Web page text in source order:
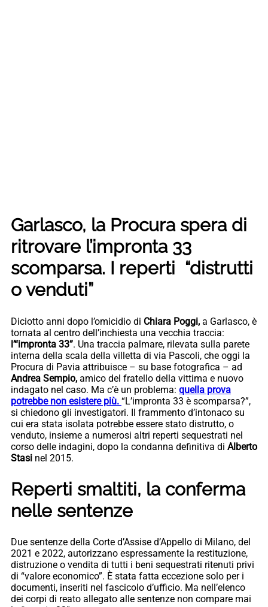
Garlasco, la Procura spera di
ritrovare l’impronta 33
scomparsa. I reperti “distrutti
o venduti”
Diciotto anni dopo l’omicidio di Chiara Poggi, a Garlasco, è
tornata al centro dell’inchiesta una vecchia traccia:
l’“impronta 33”. Una traccia palmare, rilevata sulla parete
interna della scala della villetta di via Pascoli, che oggi la
Procura di Pavia attribuisce – su base fotografica – ad
Andrea Sempio, amico del fratello della vittima e nuovo
indagato nel caso. Ma c’è un problema: quella prova
potrebbe non esistere più. “L’impronta 33 è scomparsa?”,
si chiedono gli investigatori. Il frammento d’intonaco su
cui era stata isolata potrebbe essere stato distrutto, o
venduto, insieme a numerosi altri reperti sequestrati nel
corso delle indagini, dopo la condanna definitiva di Alberto
Stasi nel 2015.
Reperti smaltiti, la conferma
nelle sentenze
Due sentenze della Corte d’Assise d’Appello di Milano, del
2021 e 2022, autorizzano espressamente la restituzione,
distruzione o vendita di tutti i beni sequestrati ritenuti privi
di “valore economico”. È stata fatta eccezione solo per i
documenti, inseriti nel fascicolo d’ufficio. Ma nell’elenco
dei corpi di reato allegato alle sentenze non compare mai